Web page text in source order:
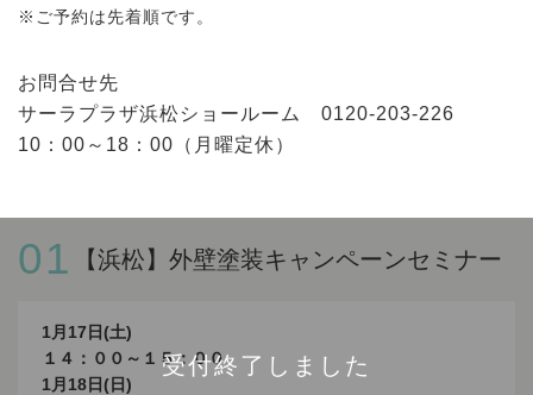
※ご予約は先着順です。
お問合せ先
サーラプラザ浜松ショールーム 0120-203-226
10：00～18：00（月曜定休）
01 【浜松】外壁塗装キャンペーンセミナー
1月17日(土)
１４：００～１５：００
1月18日(日)
受付終了しました